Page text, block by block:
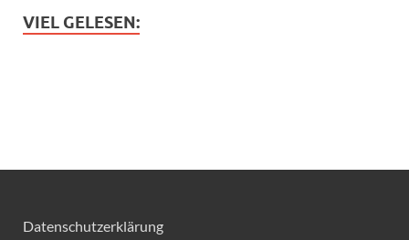
VIEL GELESEN:
Datenschutzerklärung